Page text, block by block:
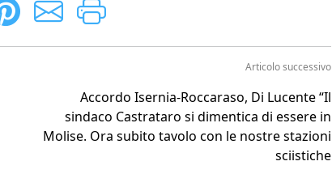
Articolo successivo
Accordo Isernia-Roccaraso, Di Lucente “Il
sindaco Castrataro si dimentica di essere in
Molise. Ora subito tavolo con le nostre stazioni
sciistiche